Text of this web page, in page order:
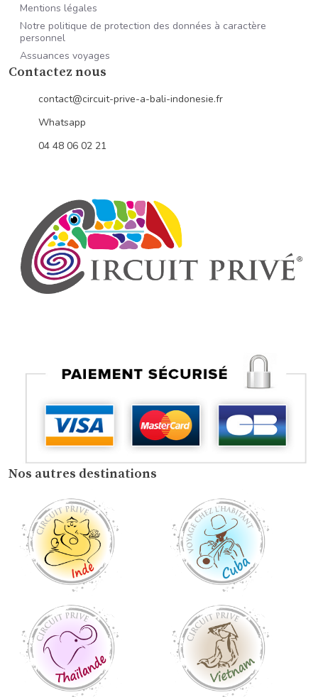
Mentions légales
Notre politique de protection des données à caractère
personnel
Assuances voyages
Contactez nous
contact@circuit-prive-a-bali-indonesie.fr
Whatsapp
04 48 06 02 21
Nos autres destinations